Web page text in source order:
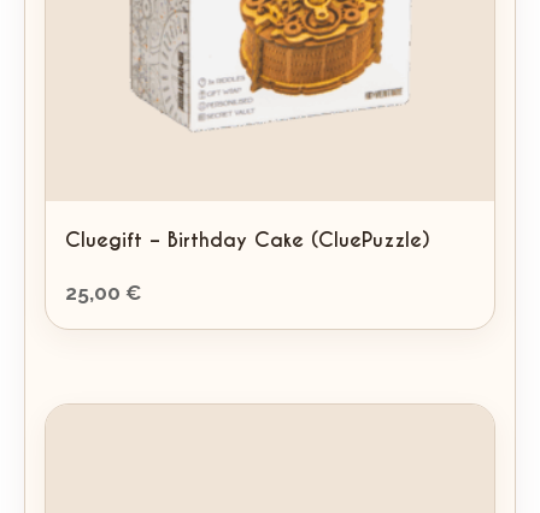
Cluegift – Birthday Cake (CluePuzzle)
25,00 €